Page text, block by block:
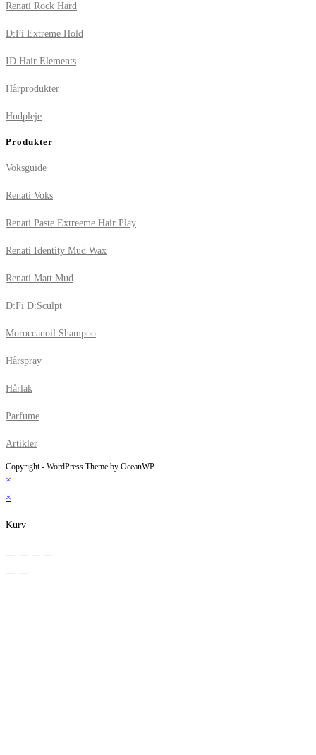
Renati Rock Hard
D:Fi Extreme Hold
ID Hair Elements
Hårprodukter
Hudpleje
Produkter
Voksguide
Renati Voks
Renati Paste Extreeme Hair Play
Renati Identity Mud Wax
Renati Matt Mud
D:Fi D:Sculpt
Moroccanoil Shampoo
Hårspray
Hårlak
Parfume
Artikler
Copyright - WordPress Theme by OceanWP
×
×
Kurv